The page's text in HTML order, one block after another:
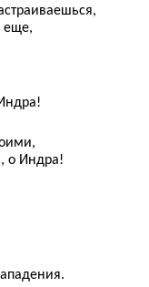
еще,
о Индра!